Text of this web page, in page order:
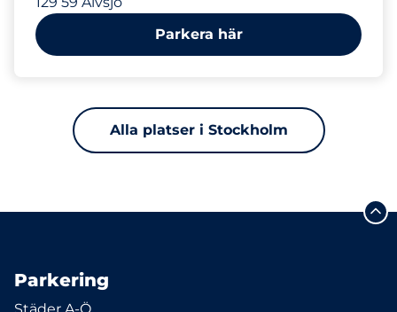
Parkera här
Alla platser i Stockholm
Parkering